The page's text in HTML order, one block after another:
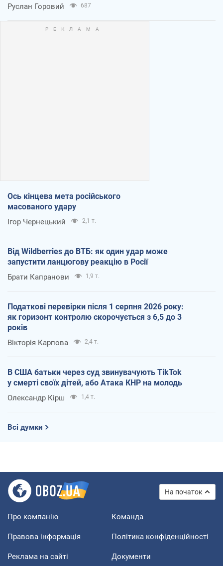
Руслан Горовий 687
Ось кінцева мета російського
масованого удару
Ігор Чернецький 2,1 т.
Від Wildberries до ВТБ: як один удар може
запустити ланцюгову реакцію в Росії
Брати Капранови 1,9 т.
Податкові перевірки після 1 серпня 2026 року:
як горизонт контролю скорочується з 6,5 до 3
років
Вікторія Карпова 2,4 т.
В США батьки через суд звинувачують TikTok
у смерті своїх дітей, або Атака КНР на молодь
Олександр Кірш 1,4 т.
Всі думки
На початок
Про компанію Команда
Правова інформація Політика конфіденційності
Реклама на сайті Документи